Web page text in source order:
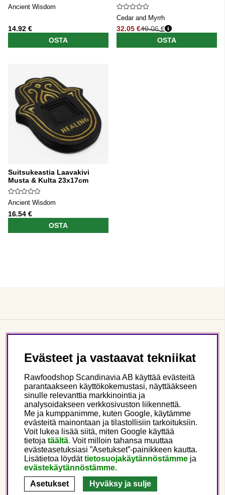
Ancient Wisdom
14.92 €
OSTA
Cedar and Myrrh
32.05 €
Normaali hinta
40.06 €
OSTA
Suitsukeastia Laavakivi
Musta & Kulta 23x17cm
Ancient Wisdom
16.54 €
OSTA
Seuraa meitä
Tämä on Rawfoodshop
Finland
Evästeet ja vastaavat tekniikat
Rawfoodshop Scandinavia AB käyttää evästeitä
parantaakseen käyttökokemustasi, näyttääkseen
sinulle relevanttia markkinointia ja
analysoidakseen verkkosivuston liikennettä.
Me ja kumppanimme, kuten Google, käytämme
evästeitä mainontaan ja tilastollisiin tarkoituksiin.
Voit lukea lisää siitä, miten Google käyttää
tietoja täältä. Voit milloin tahansa muuttaa
evästeasetuksiasi ”Asetukset”-painikkeen kautta.
Lisätietoa löydättietosuojakäytännöstämme ja
evästekäytännöstämme.
Asetukset
Hyväksy ja sulje